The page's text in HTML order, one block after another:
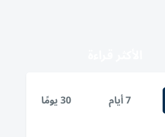
7 أيام 30 يومًا